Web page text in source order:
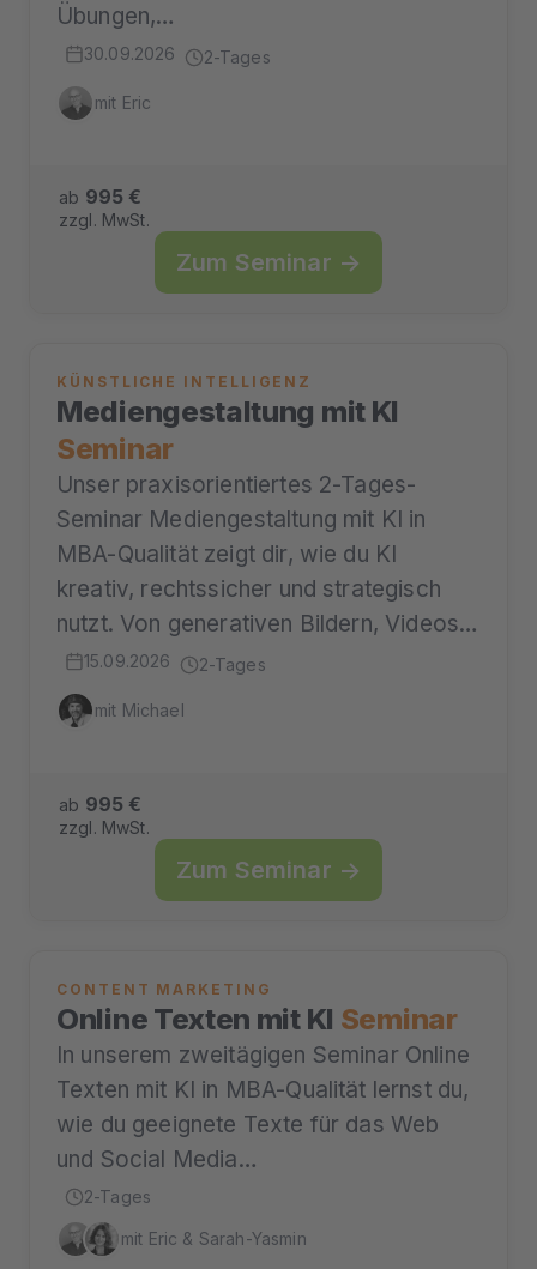
Übungen,…
30.09.2026 2-Tages
mit Eric
ab 995 €
zzgl. MwSt.
Zum Seminar →
KÜNSTLICHE INTELLIGENZ
Mediengestaltung mit KI
Seminar
Unser praxisorientiertes 2-Tages-
Seminar Mediengestaltung mit KI in
MBA-Qualität zeigt dir, wie du KI
kreativ, rechtssicher und strategisch
nutzt. Von generativen Bildern, Videos…
15.09.2026 2-Tages
mit Michael
ab 995 €
zzgl. MwSt.
Zum Seminar →
CONTENT MARKETING
Online Texten mit KI Seminar
In unserem zweitägigen Seminar Online
Texten mit KI in MBA-Qualität lernst du,
wie du geeignete Texte für das Web
und Social Media…
2-Tages
mit Eric & Sarah-Yasmin